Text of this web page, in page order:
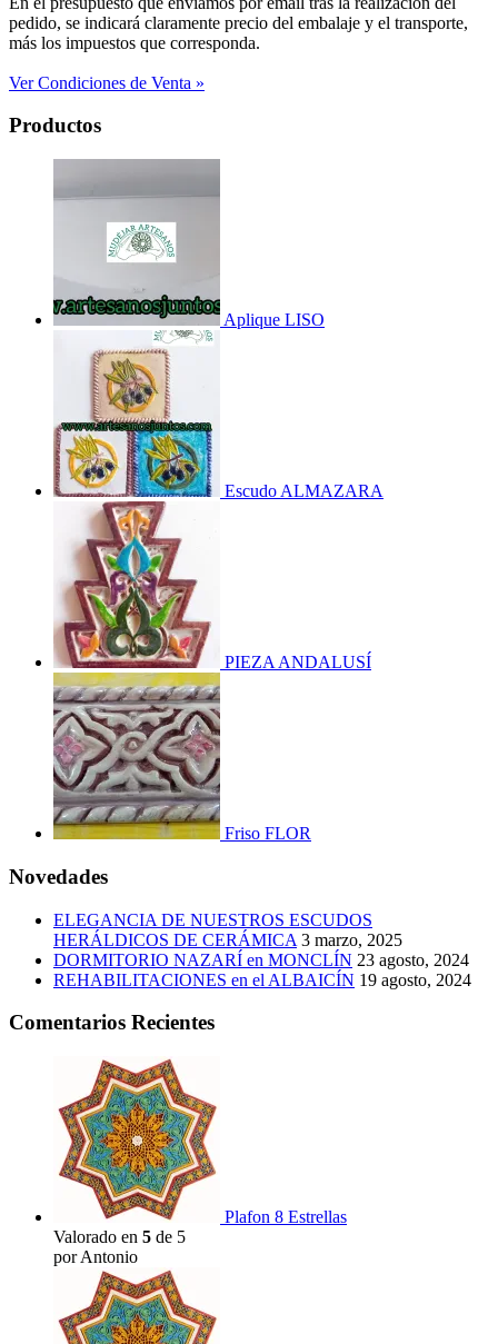
pedido, se indicará claramente precio del embalaje y el transporte,
más los impuestos que corresponda.
Ver Condiciones de Venta »
Productos
Aplique LISO
Escudo ALMAZARA
PIEZA ANDALUSÍ
Friso FLOR
Novedades
ELEGANCIA DE NUESTROS ESCUDOS
HERÁLDICOS DE CERÁMICA 3 marzo, 2025
DORMITORIO NAZARÍ en MONCLÍN 23 agosto, 2024
REHABILITACIONES en el ALBAICÍN 19 agosto, 2024
Comentarios Recientes
Plafon 8 Estrellas
Valorado en 5 de 5
por Antonio